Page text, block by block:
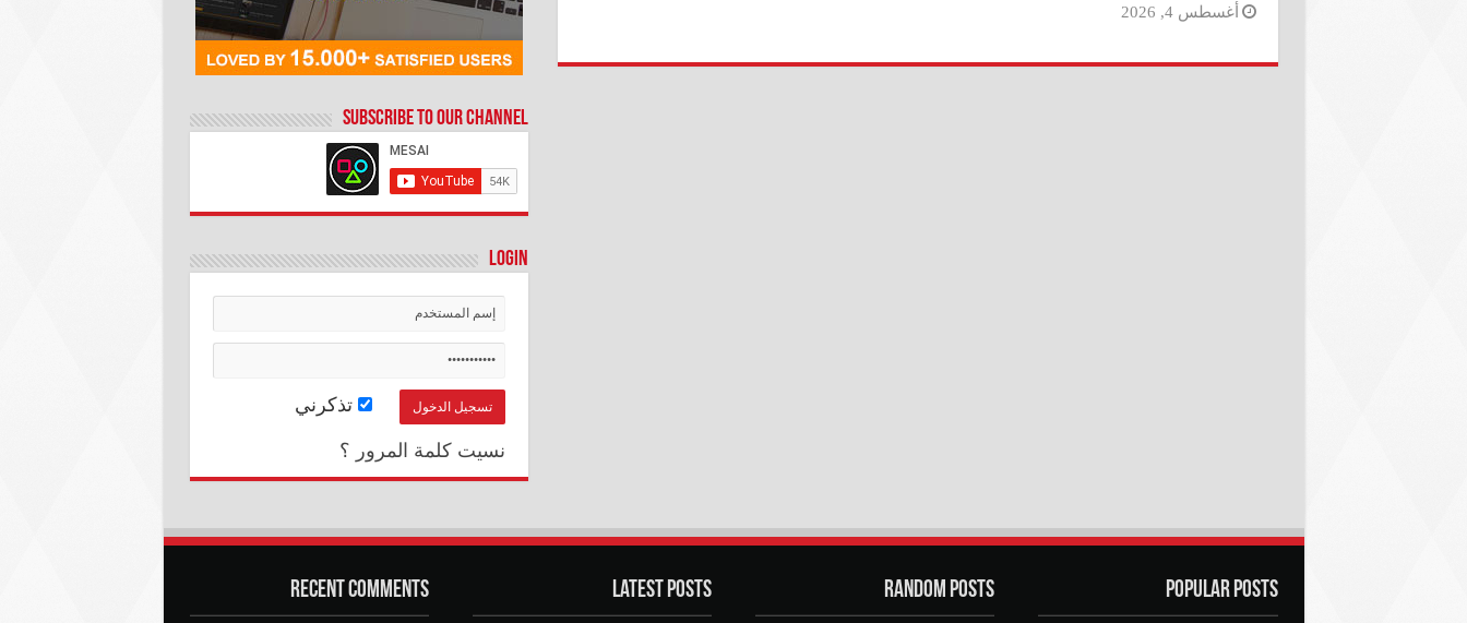
أغسطس 4, 2026
Subscribe to our Channel
Login
تذكرني
نسيت كلمة المرور ؟
Popular Posts
Random Posts
Latest Posts
Recent Comments